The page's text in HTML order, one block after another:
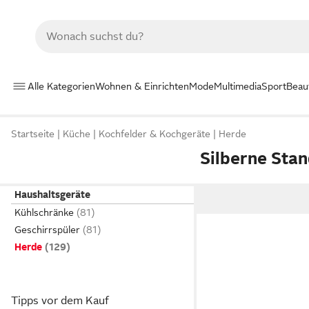
Alle KategorienWohnen & EinrichtenModeMultimediaSport
Startseite Küche Kochfelder & Kochgeräte Herde
Silberne
Haushaltsgeräte
Kühlschränke
Geschirrspüler
Herde
Tipps vor dem Kauf